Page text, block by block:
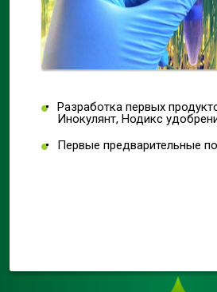
Разработка первых
Инокулянт, Нодикс
Первые предварительные